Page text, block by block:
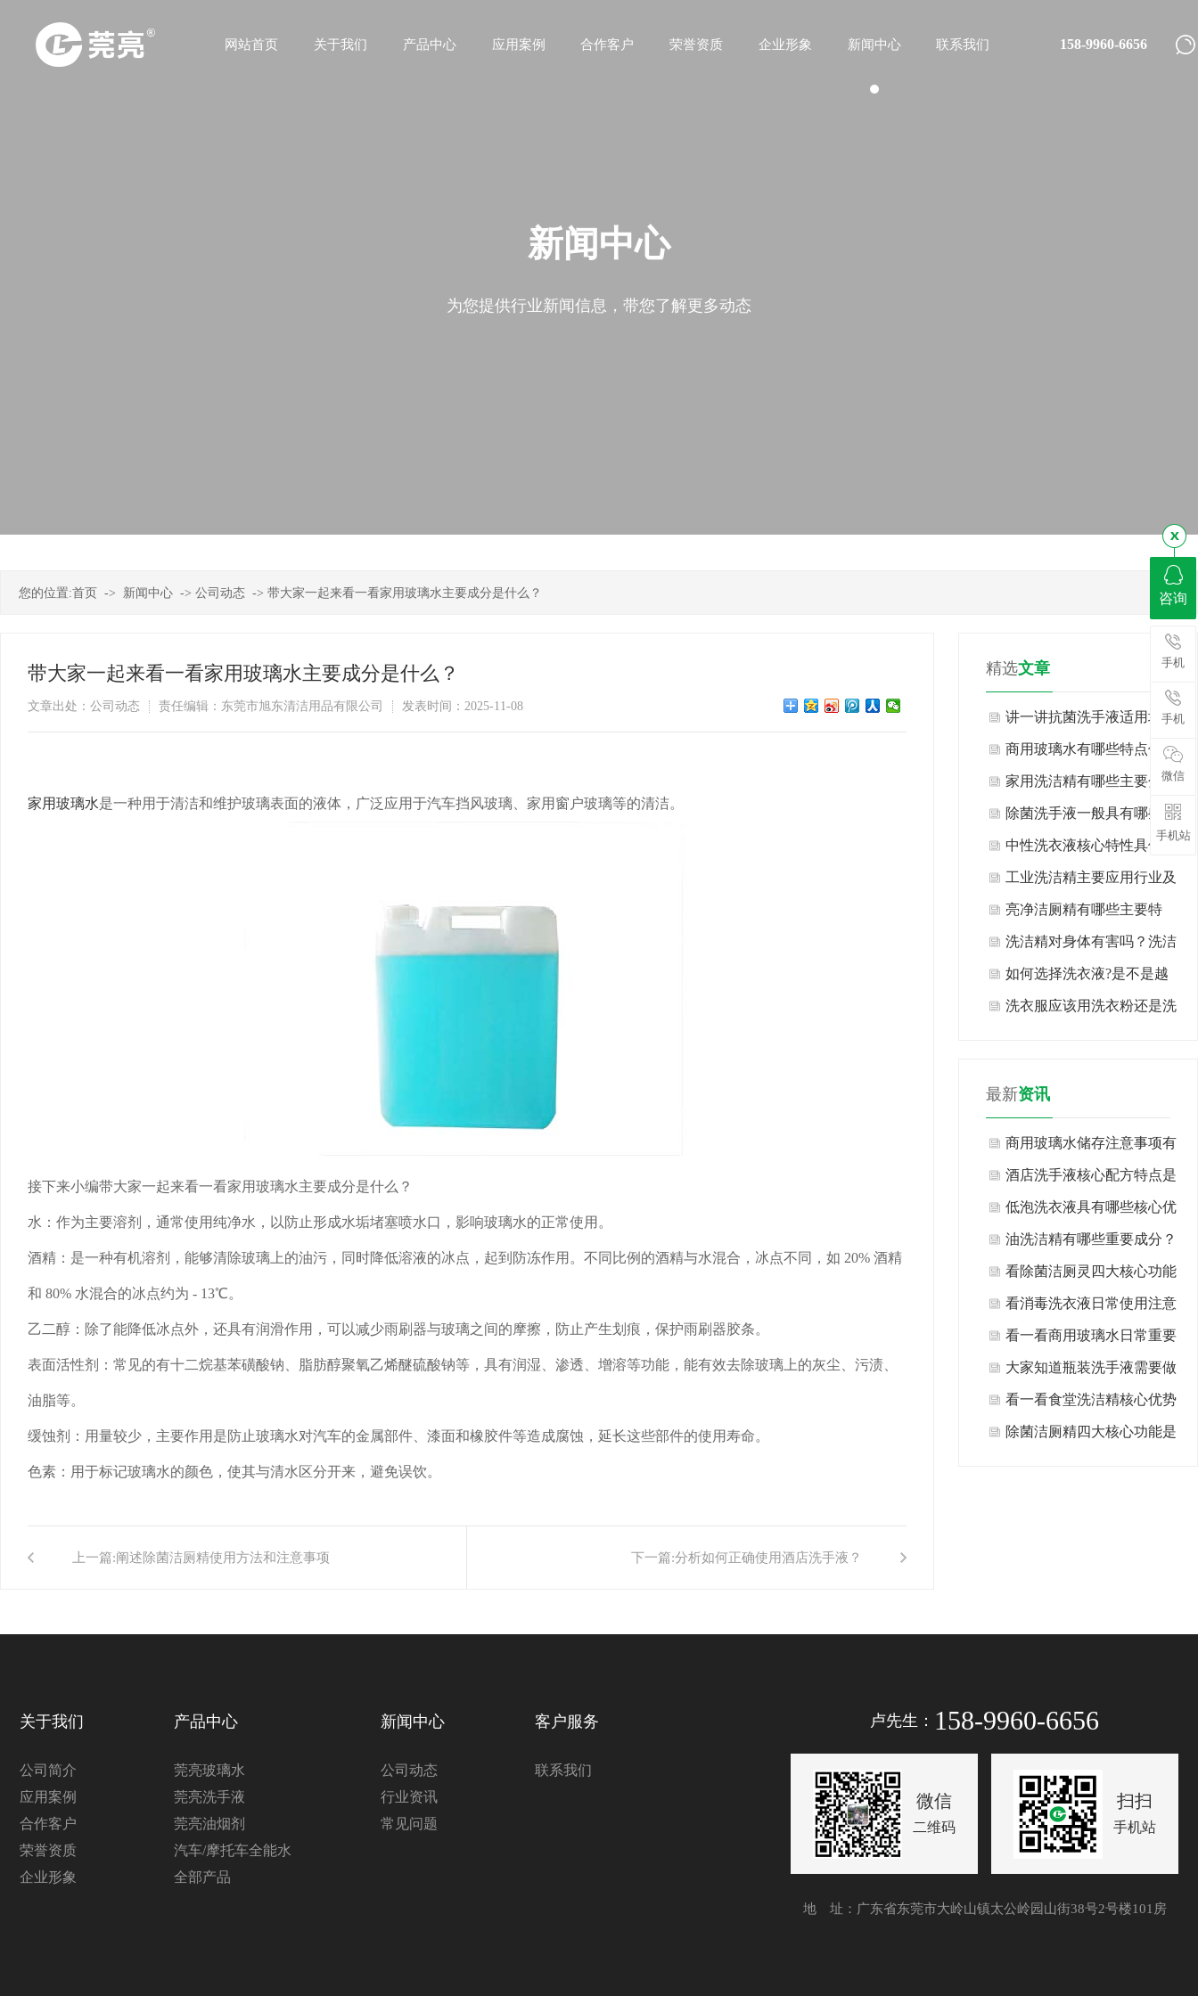
网站首页 关于我们 产品中心 应用案例 合作客户 荣誉资质 企业形象 新闻中心 联系我们 158-9960-6656
新闻中心
为您提供行业新闻信息，带您了解更多动态
您的位置:首页 -> 新闻中心 -> 公司动态 -> 带大家一起来看一看家用玻璃水主要成分是什么？
带大家一起来看一看家用玻璃水主要成分是什么？
文章出处：公司动态 责任编辑：东莞市旭东清洁用品有限公司 发表时间：2025-11-08
家用玻璃水是一种用于清洁和维护玻璃表面的液体，广泛应用于汽车挡风玻璃、家用窗户玻璃等的清洁。
接下来小编带大家一起来看一看家用玻璃水主要成分是什么？
水：作为主要溶剂，通常使用纯净水，以防止形成水垢堵塞喷水口，影响玻璃水的正常使用。
酒精：是一种有机溶剂，能够清除玻璃上的油污，同时降低溶液的冰点，起到防冻作用。不同比例的酒精与水混合，冰点不同，如 20% 酒精
和 80% 水混合的冰点约为 - 13℃。
乙二醇：除了能降低冰点外，还具有润滑作用，可以减少雨刷器与玻璃之间的摩擦，防止产生划痕，保护雨刷器胶条。
表面活性剂：常见的有十二烷基苯磺酸钠、脂肪醇聚氧乙烯醚硫酸钠等，具有润湿、渗透、增溶等功能，能有效去除玻璃上的灰尘、污渍、
油脂等。
缓蚀剂：用量较少，主要作用是防止玻璃水对汽车的金属部件、漆面和橡胶件等造成腐蚀，延长这些部件的使用寿命。
色素：用于标记玻璃水的颜色，使其与清水区分开来，避免误饮。
上一篇:阐述除菌洁厕精使用方法和注意事项 下一篇:分析如何正确使用酒店洗手液？
精选文章
讲一讲抗菌洗手液适用场景
与不适用场景有哪些？
商用玻璃水有哪些特点优
势？
家用洗洁精有哪些主要分
类？
除菌洗手液一般具有哪些特
点？
中性洗衣液核心特性具体有
哪些表现？
工业洗洁精主要应用行业及
场景有哪些？
亮净洁厕精有哪些主要特
点？
洗洁精对身体有害吗？洗洁
精生产厂家告诉你现在知道
也许还不算晚！
如何选择洗衣液?是不是越
浓越好?
洗衣服应该用洗衣粉还是洗
最新资讯
商用玻璃水储存注意事项有
哪些方面？
酒店洗手液核心配方特点是
什么?
低泡洗衣液具有哪些核心优
势值得选择？
油洗洁精有哪些重要成分？
看除菌洁厕灵四大核心功能
是什么？
看消毒洗衣液日常使用注意
事项有哪些方面？
看一看商用玻璃水日常重要
用途有哪些？
大家知道瓶装洗手液需要做
哪些日常清洁保养吗？
看一看食堂洗洁精核心优势
是什么？
除菌洁厕精四大核心功能是
关于我们
公司简介
应用案例
合作客户
荣誉资质
企业形象
产品中心
莞亮玻璃水
莞亮洗手液
莞亮油烟剂
汽车/摩托车全能水
全部产品
新闻中心
公司动态
行业资讯
常见问题
客户服务
联系我们
卢先生： 158-9960-6656
微信
二维码
扫扫
手机站
地 址：广东省东莞市大岭山镇太公岭园山街38号2号楼101房
咨询
手机
手机
微信
手机站